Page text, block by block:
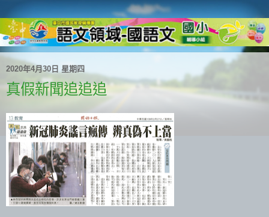
2020年4月30日 星期四
真假新聞追追追